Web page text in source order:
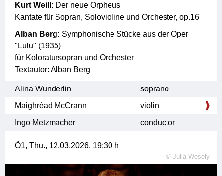
Kurt Weill: Der neue Orpheus
Kantate für Sopran, Solovioline und Orchester, op.16
Alban Berg: Symphonische Stücke aus der Oper
"Lulu" (1935)
für Koloratursopran und Orchester
Textautor: Alban Berg
Alina Wunderlin
soprano
Maighréad McCrann
violin
Ingo Metzmacher
conductor
Ö1, Thu., 12.03.2026, 19:30 h
© Julia Wesely